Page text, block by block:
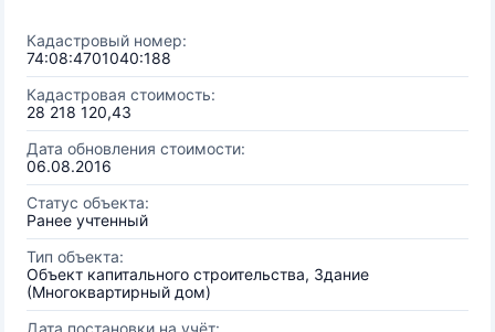
Кадастровый номер:
74:08:4701040:188
Кадастровая стоимость:
28 218 120,43
Дата обновления стоимости:
06.08.2016
Статус объекта:
Ранее учтенный
Тип объекта:
Объект капитального строительства, Здание
(Многоквартирный дом)
Дата постановки на учёт: